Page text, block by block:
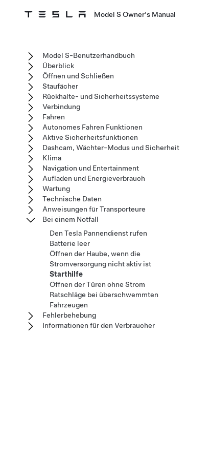
Model S Owner's Manual
Model S-Benutzerhandbuch
Überblick
Öffnen und Schließen
Staufächer
Rückhalte- und Sicherheitssysteme
Verbindung
Fahren
Autonomes Fahren Funktionen
Aktive Sicherheitsfunktionen
Dashcam, Wächter-Modus und Sicherheit
Klima
Navigation und Entertainment
Aufladen und Energieverbrauch
Wartung
Technische Daten
Anweisungen für Transporteure
Bei einem Notfall
Den Tesla Pannendienst rufen
Batterie leer
Öffnen der Haube, wenn die
Stromversorgung nicht aktiv ist
Starthilfe
Öffnen der Türen ohne Strom
Ratschläge bei überschwemmten
Fahrzeugen
Fehlerbehebung
Informationen für den Verbraucher